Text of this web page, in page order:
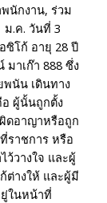
นักงาน, ร่วม
ม.ค. วันที่ 3
ซิโก้ อายุ 28 ปี
าเก๊า 888 ซึ่ง
พนัน เดินทาง
ผู้นั้นถูกตั้ง
ดอาญาหรือถูก
ราชการ หรือ
วางใจ และผู้
ต่างให้ และผู้มี
ในหน้าที่